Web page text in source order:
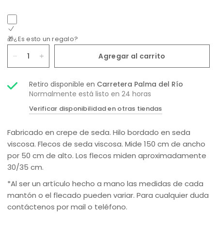
🎁¿Es esto un regalo?
Agregar al carrito
Retiro disponible en Carretera Palma del Río
Normalmente está listo en 24 horas
Verificar disponibilidad en otras tiendas
Fabricado en crepe de seda. Hilo bordado en seda
viscosa. Flecos de seda viscosa. Mide 150 cm de ancho
por 50 cm de alto. Los flecos miden aproximadamente
30/35 cm.
*Al ser un artículo hecho a mano las medidas de cada
mantón o el flecado pueden variar. Para cualquier duda
contáctenos por mail o teléfono.